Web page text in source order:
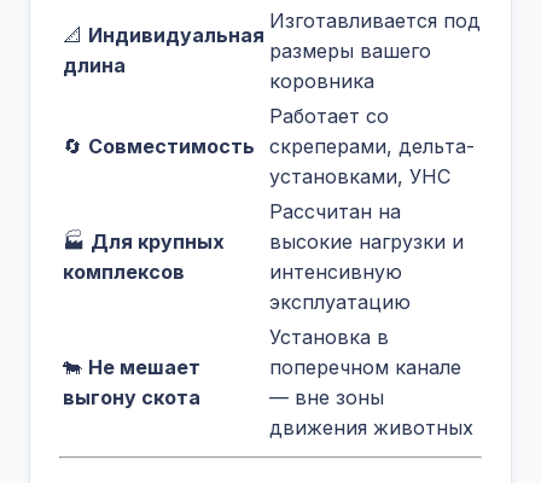
📐 Индивидуальная
длина
Изготавливается под
размеры вашего
коровника
🔄 Совместимость
Работает со
скреперами, дельта-
установками, УНС
🏭 Для крупных
комплексов
Рассчитан на
высокие нагрузки и
интенсивную
эксплуатацию
🐄 Не мешает
выгону скота
Установка в
поперечном канале
— вне зоны
движения животных